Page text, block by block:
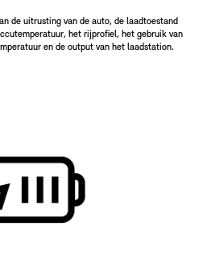
de uitrusting van de auto, de laadtoestand
het rijprofiel, het gebruik van
en de output van het laadstation.